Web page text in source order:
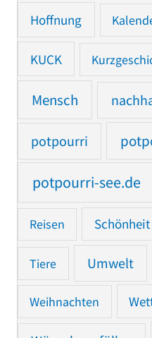
Hoffnung
KUCK
Mensch
potpourri
potpourri-see.de
Reisen Schönheit
Tiere Umwelt
Weihnachten